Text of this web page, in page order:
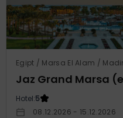
Hotel:5
08.12.2026 - 15.12.2026